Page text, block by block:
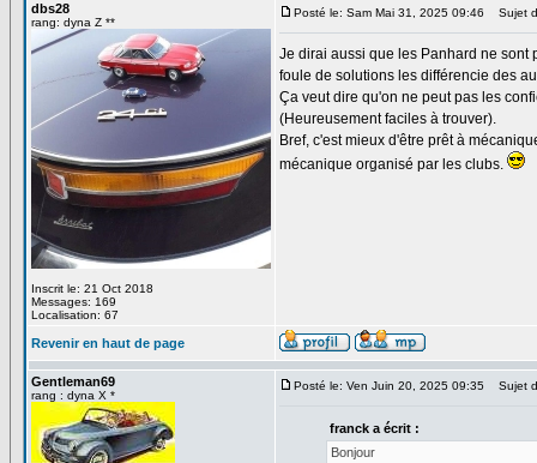
dbs28
rang: dyna Z **
Inscrit le: 21 Oct 2018
Messages: 169
Localisation: 67
Posté le: Sam Mai 31, 2025 09:46 Sujet
Je dirai aussi que les Panhard ne sont
foule de solutions les différencie des
Ça veut dire qu'on ne peut pas les
(Heureusement faciles à trouver).
Bref, c'est mieux d'être prêt à
mécanique organisé par les clubs.
Revenir en haut de page
Gentleman69
rang : dyna X *
Posté le: Ven Juin 20, 2025 09:35 Sujet
franck a écrit :
Bonjour